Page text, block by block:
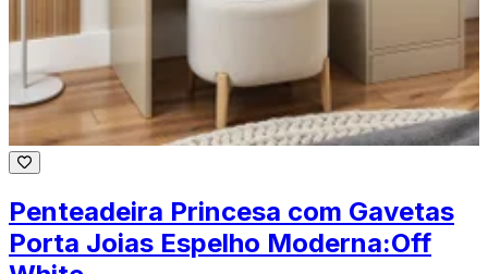
Penteadeira Princesa com Gavetas
Porta Joias Espelho Moderna:Off